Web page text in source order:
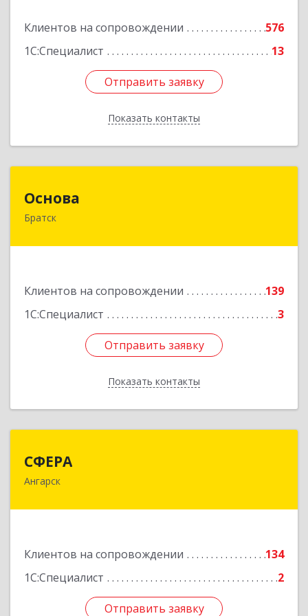
Клиентов на сопровождении
576
1С:Специалист
13
Отправить заявку
Показать контакты
Отправить заявку
Назад
Основа
Братск
Клиентов на сопровождении
139
1С:Специалист
3
Отправить заявку
Показать контакты
Отправить заявку
Назад
СФЕРА
Ангарск
Клиентов на сопровождении
134
1С:Специалист
2
Отправить заявку
665816, Иркутская обл, Ангарск г, 177-й кв-л,
Отправить заявку